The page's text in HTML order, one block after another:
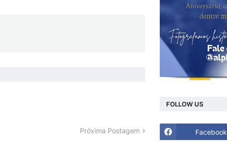
Próxima Postagem
FOLLOW US
Facebook